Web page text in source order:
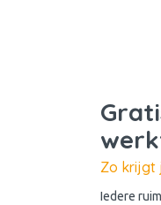
Zo krijgt
Iedere